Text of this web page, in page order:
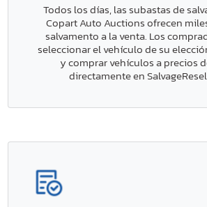
Todos los días, las subastas de
Copart Auto Auctions ofrecen
salvamento a la venta. Los
seleccionar el vehículo de su
y comprar vehículos a precios
directamente en